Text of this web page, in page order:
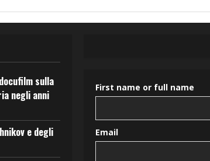
sulla
negli anni
e degli
First name or full name
Email